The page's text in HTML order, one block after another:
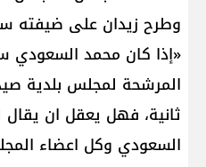
وطرح زيدان على ضيفته
«إذا كان محمد السعودي
المرشحة لمجلس بلدية
ثانية، فهل يعقل ان يقال
السعودي وكل اعضاء